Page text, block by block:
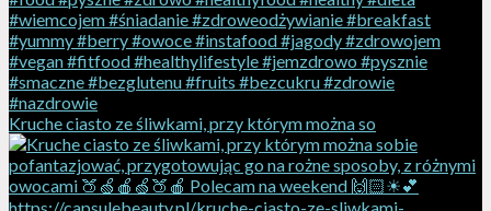
Kruche ciasto ze śliwkami, przy którym można so